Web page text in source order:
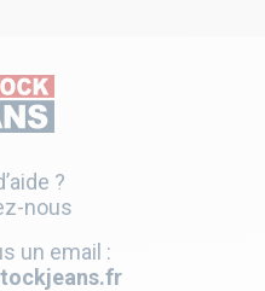
?
nous
un email :